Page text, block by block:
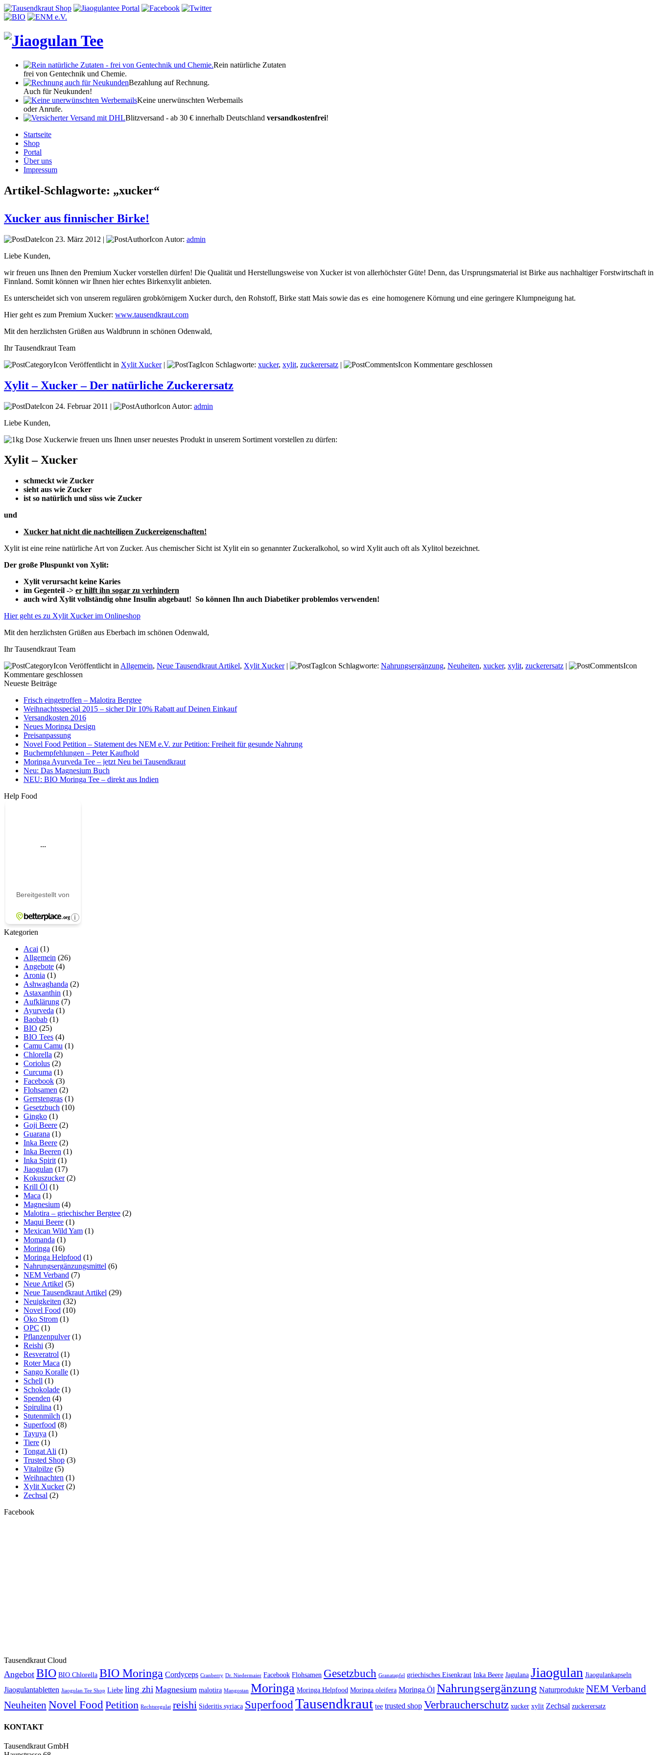
Rein natürliche Zutaten
frei von Gentechnik und Chemie.
Bezahlung auf Rechnung.
Auch für Neukunden!
Keine unerwünschten Werbemails
oder Anrufe.
Blitzversand - ab 30 € innerhalb Deutschland versandkostenfrei!
Startseite
Shop
Portal
Über uns
Impressum
Artikel-Schlagworte: „xucker“
Xucker aus finnischer Birke!
23. März 2012 | Autor: admin
Liebe Kunden,
wir freuen uns Ihnen den Premium Xucker vorstellen dürfen! Die Qualität und Herstellungsweise von Xucker ist von allerhöchster Güte! Denn, das Ursprungsmaterial ist Birke aus nachhaltiger Forstwirtschaft in
Finnland. Somit können wir Ihnen hier echtes Birkenxylit anbieten.
Es unterscheidet sich von unserem regulären grobkörnigem Xucker durch, den Rohstoff, Birke statt Mais sowie das es eine homogenere Körnung und eine geringere Klumpneigung hat.
Hier geht es zum Premium Xucker: www.tausendkraut.com
Mit den herzlichsten Grüßen aus Waldbrunn in schönen Odenwald,
Ihr Tausendkraut Team
Veröffentlicht in Xylit Xucker| Schlagworte: xucker, xylit, zuckerersatz | Kommentare geschlossen
Xylit – Xucker – Der natürliche Zuckerersatz
24. Februar 2011 | Autor: admin
Liebe Kunden,
wie freuen uns Ihnen unser neuestes Produkt in unserem Sortiment vorstellen zu dürfen:
Xylit – Xucker
schmeckt wie Zucker
sieht aus wie Zucker
ist so natürlich und süss wie Zucker
und
Xucker hat nicht die nachteiligen Zuckereigenschaften!
Xylit ist eine reine natürliche Art von Zucker. Aus chemischer Sicht ist Xylit ein so genannter Zuckeralkohol, so wird Xylit auch oft als Xylitol bezeichnet.
Der große Pluspunkt von Xylit:
Xylit verursacht keine Karies
im Gegenteil -> er hilft ihn sogar zu verhindern
auch wird Xylit vollständig ohne Insulin abgebaut! So können Ihn auch Diabetiker problemlos verwenden!
Hier geht es zu Xylit Xucker im Onlineshop
Mit den herzlichsten Grüßen aus Eberbach im schönen Odenwald,
Ihr Tausendkraut Team
Veröffentlicht in Allgemein, Neue Tausendkraut Artikel, Xylit Xucker| Schlagworte: Nahrungsergänzung, Neuheiten, xucker, xylit, zuckerersatz |
Kommentare geschlossen
Neueste Beiträge
Frisch eingetroffen – Malotira Bergtee
Weihnachtsspecial 2015 – sicher Dir 10% Rabatt auf Deinen Einkauf
Versandkosten 2016
Neues Moringa Design
Preisanpassung
Novel Food Petition – Statement des NEM e.V. zur Petition: Freiheit für gesunde Nahrung
Buchempfehlungen – Peter Kaufhold
Moringa Ayurveda Tee – jetzt Neu bei Tausendkraut
Neu: Das Magnesium Buch
NEU: BIO Moringa Tee – direkt aus Indien
Help Food
Kategorien
Acai (1)
Allgemein (26)
Angebote (4)
Aronia (1)
Ashwaghanda (2)
Astaxanthin (1)
Aufklärung (7)
Ayurveda (1)
Baobab (1)
BIO (25)
BIO Tees (4)
Camu Camu (1)
Chlorella (2)
Coriolus (2)
Curcuma (1)
Facebook (3)
Flohsamen (2)
Gerrstengras (1)
Gesetzbuch (10)
Gingko (1)
Goji Beere (2)
Guarana (1)
Inka Beere (2)
Inka Beeren (1)
Inka Spirit (1)
Jiaogulan (17)
Kokuszucker(2)
Krill Öl (1)
Maca (1)
Magnesium (4)
Malotira – griechischer Bergtee (2)
Maqui Beere (1)
Mexican Wild Yam (1)
Momanda (1)
Moringa (16)
Moringa Helpfood (1)
Nahrungsergänzungsmittel (6)
NEM Verband (7)
Neue Artikel (5)
Neue Tausendkraut Artikel (29)
Neuigkeiten (32)
Novel Food (10)
Öko Strom (1)
OPC (1)
Pflanzenpulver(1)
Reishi (3)
Resveratrol (1)
Roter Maca (1)
Sango Koralle (1)
Schell (1)
Schokolade (1)
Spenden (4)
Spirulina (1)
Stutenmilch (1)
Superfood (8)
Tayuya (1)
Tiere (1)
Tongat Ali (1)
Trusted Shop (3)
Vitalpilze (5)
Weihnachten (1)
Xylit Xucker(2)
Zechsal (2)
Facebook
Tausendkraut Cloud
Angebot BIO BIO Chlorella BIO Moringa Cordyceps Cranberry Dr. Niedermaier Facebook Flohsamen Gesetzbuch Granatapfel griechisches Eisenkraut Inka Beere Jagulana Jiaogulan Jiaogulankapseln
Jiaogulantabletten Jiaogulan Tee Shop Liebe ling zhi Magnesium malotira Mangostan Moringa Moringa Helpfood Moringa oleifera Moringa Öl Nahrungsergänzung Naturprodukte NEM Verband
Neuheiten Novel FoodPetition Rechtsregulat reishi Sideritis syriaca SuperfoodTausendkraut tee trusted shop Verbraucherschutz xucker xylit Zechsal zuckerersatz
KONTAKT
Tausendkraut GmbH